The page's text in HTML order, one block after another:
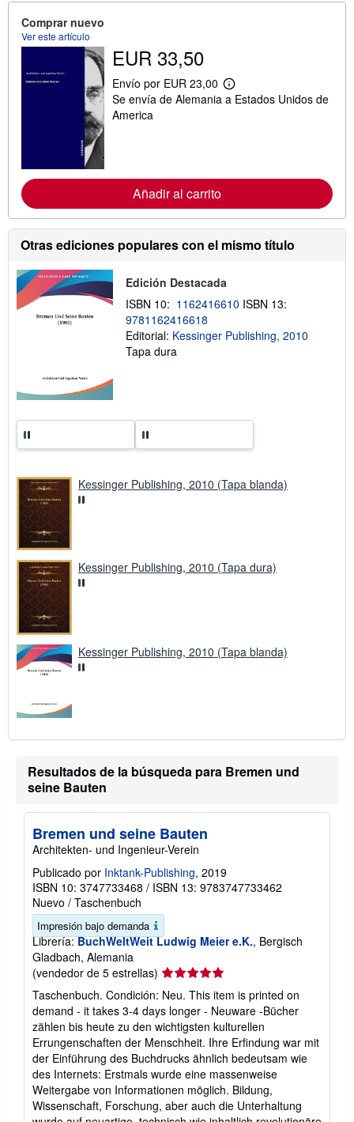
Comprar nuevo
Ver este artículo
EUR 33,50
Envío por EUR 23,00
M
á
c
i
ó
n
e
s
s
v
í
Se envía de Alemania a Estados Unidos de
America
Añadir al carrito
Otras ediciones populares con el mismo título
Edición Destacada
ISBN 10: 1162416610 ISBN 13:
9781162416618
Editorial: Kessinger Publishing, 2010
Tapa dura
Kessinger Publishing, 2010 (Tapa blanda)
Kessinger Publishing, 2010 (Tapa dura)
Kessinger Publishing, 2010 (Tapa blanda)
Resultados de la búsqueda para Bremen und
seine Bauten
Bremen und seine Bauten
Architekten- und Ingenieur-Verein
Publicado por Inktank-Publishing, 2019
ISBN 10: 3747733468 / ISBN 13: 9783747733462
Nuevo / Taschenbuch
Impresión bajo demanda
Librería: BuchWeltWeit Ludwig Meier e.K., Bergisch
Gladbach, Alemania
(vendedor de 5 estrellas) Calificación
del
vendedor:
5
de
5
estrellas
Taschenbuch. Condición: Neu. This item is printed on
demand - it takes 3-4 days longer - Neuware -Bücher
zählen bis heute zu den wichtigsten kulturellen
Errungenschaften der Menschheit. Ihre Erfindung war mit
der Einführung des Buchdrucks ähnlich bedeutsam wie
des Internets: Erstmals wurde eine massenweise
Weitergabe von Informationen möglich. Bildung,
Wissenschaft, Forschung, aber auch die Unterhaltung